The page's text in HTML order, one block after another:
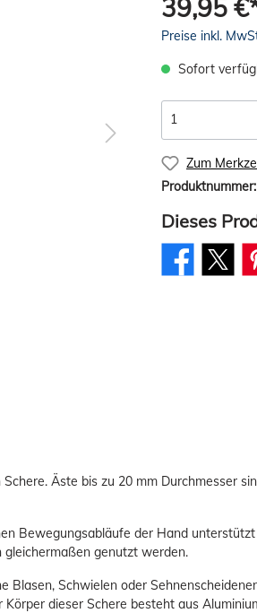
39,95
Preise inkl.
Sofort
Zum
Produktnummer:
Dieses
Äste bis zu 20 mm Durchmesser
Bewegungsabläufe der Hand
genutzt werden.
Schwielen oder
dieser Schere besteht aus